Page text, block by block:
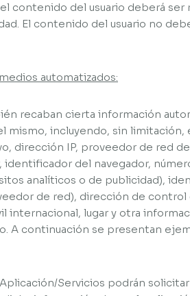
contenido del usuario deberá
El contenido del usuario no
automatizados:
recaban cierta información
mismo, incluyendo, sin
dirección IP, proveedor de red
identificador del navegador,
analíticos o de publicidad),
de red), dirección de
lugar y otra
A continuación se presentan
Aplicación/Servicios podrán